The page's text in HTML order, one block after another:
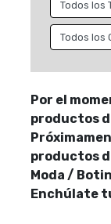
Por el
productos
productos
Moda /
Enchúlate